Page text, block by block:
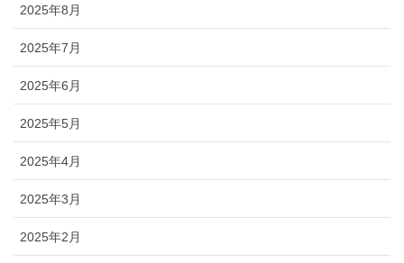
2025年8月
2025年7月
2025年6月
2025年5月
2025年4月
2025年3月
2025年2月